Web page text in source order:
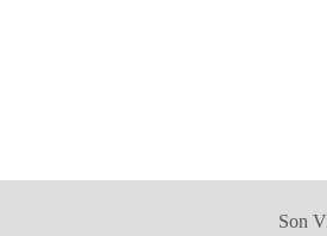
Son